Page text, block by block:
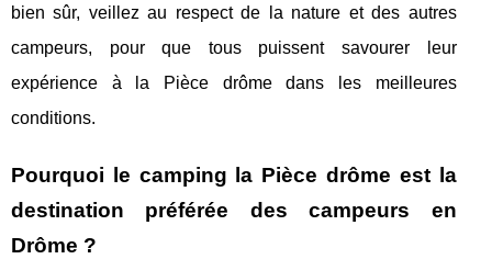
bien sûr, veillez au respect de la nature et des autres
campeurs, pour que tous puissent savourer leur
expérience à la Pièce drôme dans les meilleures
conditions.
Pourquoi le camping la Pièce drôme est la
destination préférée des campeurs en
Drôme ?